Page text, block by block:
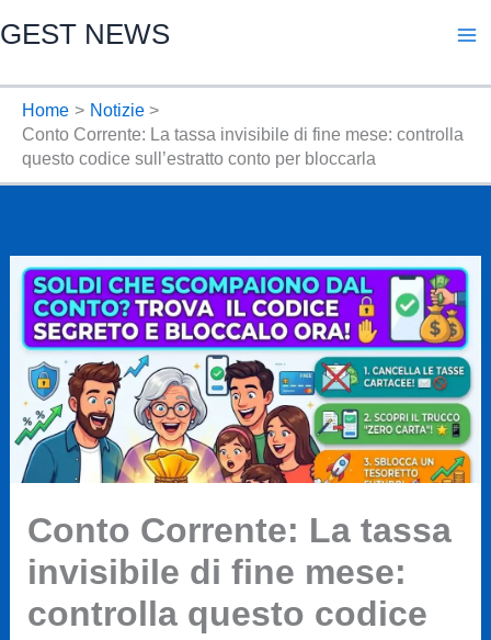
al
GEST NEWS
Home
Notizie
Conto Corrente: La tassa invisibile di fine mese: controlla
questo codice sull’estratto conto per bloccarla
Conto Corrente: La tassa
invisibile di fine mese:
controlla questo codice